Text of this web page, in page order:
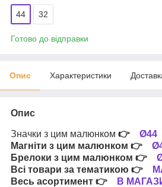
44 32
Готово до відправки
Опис Характеристики
Опис
Значки з цим малюнком 👉 Ø44
Магніти з цим малюнком 👉
Брелоки з цим малюнком 👉
Всі товари за тематикою 👉
Весь асортимент 👉
В